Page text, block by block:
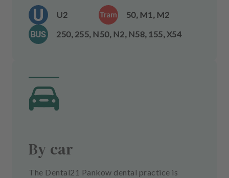
U2
50, M1, M2
250, 255, N50, N2, N58, 155, X54
By car
The Dental21 Pankow dental practice is